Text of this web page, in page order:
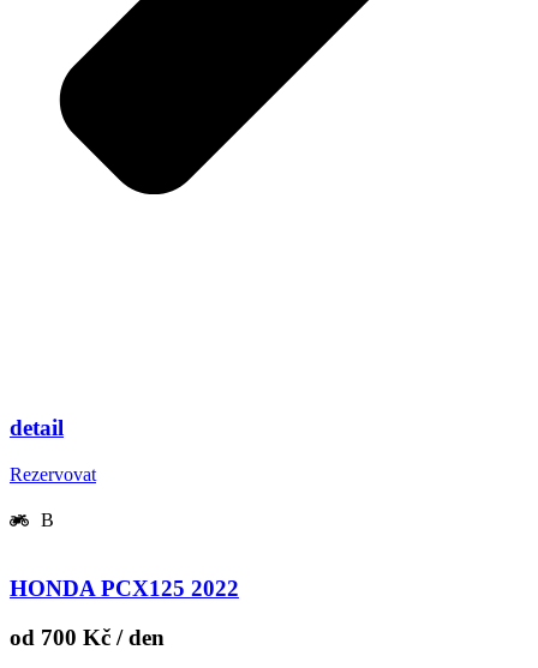
detail
Rezervovat
B
HONDA PCX125 2022
od 700 Kč / den